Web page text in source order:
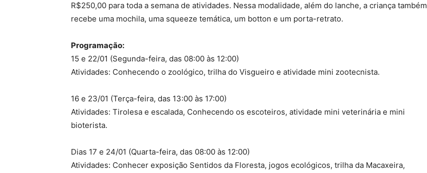
R$250,00 para toda a semana de atividades. Nessa modalidade, além do lanche, a criança também
recebe uma mochila, uma squeeze temática, um botton e um porta-retrato.
Programação:
15 e 22/01 (Segunda-feira, das 08:00 às 12:00)
Atividades: Conhecendo o zoológico, trilha do Visgueiro e atividade mini zootecnista.
16 e 23/01 (Terça-feira, das 13:00 às 17:00)
Atividades: Tirolesa e escalada, Conhecendo os escoteiros, atividade mini veterinária e mini
bioterista.
Dias 17 e 24/01 (Quarta-feira, das 08:00 às 12:00)
Atividades: Conhecer exposição Sentidos da Floresta, jogos ecológicos, trilha da Macaxeira,